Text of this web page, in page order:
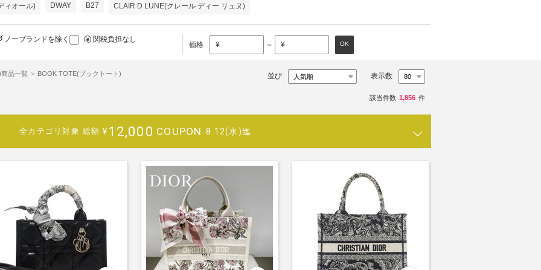
ィオール) DWAY B27 CLAIR D LUNE(クレール ディー リュヌ)
ノーブランドを除く 関税負担なし
価格 ¥ ～ ¥ OK
品一覧 BOOK TOTE(ブックトート) 並び 表示数
該当件数 1,856 件
全カテゴリ対象 総額 ¥12,000 COUPON 8.12(水)迄